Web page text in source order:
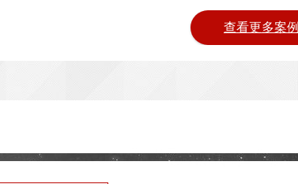
查看更多案例